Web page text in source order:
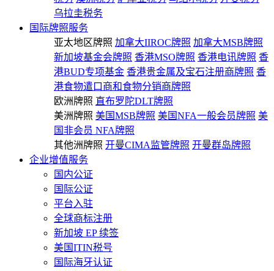
乌拉圭税务
国际牌照服务
亚太地区牌照 加拿大IIROC牌照 加拿大MSB牌照
新加坡基金会牌照 香港MSO牌照 香港电讯牌照 香
港BUD专项基金 香港贵金属及宝石注册商牌照 香
港食物遣口商和食物分销商牌照
欧洲牌照 直布罗陀DLT牌照
美洲牌照 美国MSB牌照 美国NFA一般会员牌照 美
国非会员 NFA牌照
其他洲牌照 开曼CIMA监管牌照 开曼群岛牌照
企业增值服务
国内公证
国际公证
平台入驻
全球商标注册
新加坡 EP 续签
美国ITIN税号
国际海牙认证